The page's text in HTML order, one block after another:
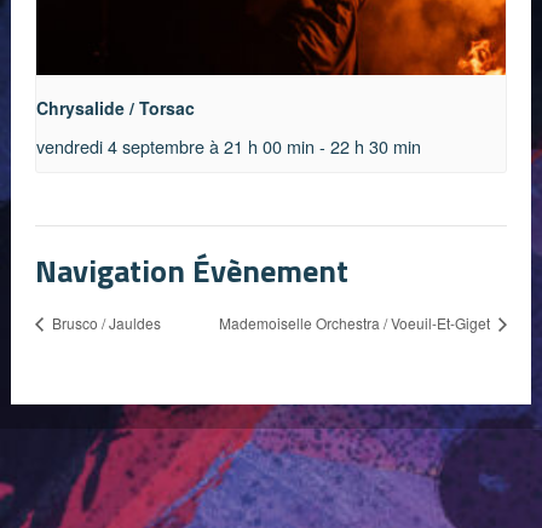
Chrysalide / Torsac
vendredi 4 septembre à 21 h 00 min - 22 h 30 min
Navigation Évènement
Brusco / Jauldes Mademoiselle Orchestra / Voeuil-Et-Giget